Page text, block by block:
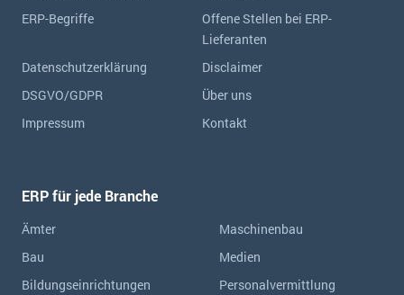
ERP-Begriffe
Offene Stellen bei ERP-
Lieferanten
Datenschutzerklärung
Disclaimer
DSGVO/GDPR
Über uns
Impressum
Kontakt
ERP für jede Branche
Ämter
Bau
Bildungseinrichtungen
Maschinenbau
Medien
Personalvermittlung